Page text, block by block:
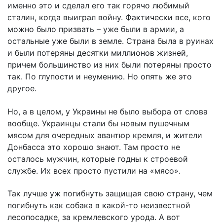
именно это и сделал его так горячо любимый
сталин, когда выиграл войну. Фактически все, кого
можно было призвать – уже были в армии, а
остальные уже были в земле. Страна была в руинах
и были потеряны десятки миллионов жизней,
причем большинство из них были потеряны просто
так. По глупости и неумению. Но опять же это
другое.
Но, а в целом, у Украины не было выбора от слова
вообще. Украинцы стали бы новым пушечным
мясом для очередных авантюр кремля, и жители
Донбасса это хорошо знают. Там просто не
осталось мужчин, которые годны к строевой
службе. Их всех просто пустили на «мясо».
Так лучше уж погибнуть защищая свою страну, чем
погибнуть как собака в какой-то неизвестной
лесопосадке, за кремлевского урода. А вот